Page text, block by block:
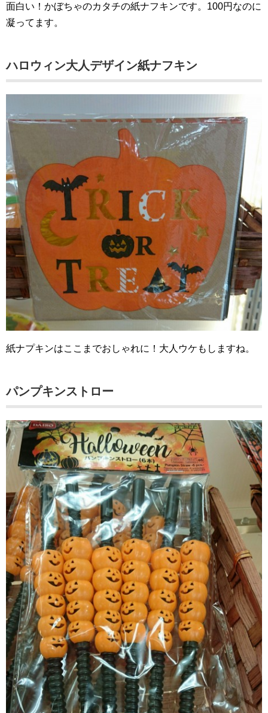
面白い！かぼちゃのカタチの紙ナフキンです。100円なのに
凝ってます。
ハロウィン大人デザイン紙ナフキン
紙ナプキンはここまでおしゃれに！大人ウケもしますね。
パンプキンストロー